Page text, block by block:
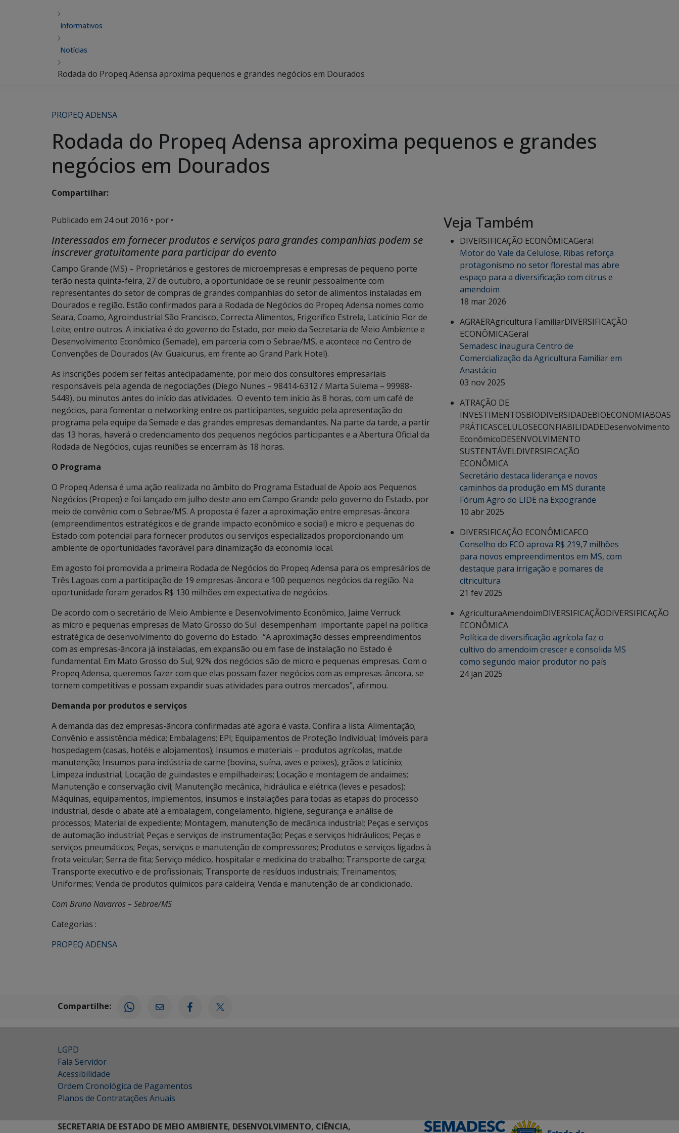
Informativos
Notícias
Rodada do Propeq Adensa aproxima pequenos e grandes negócios em Dourados
PROPEQ ADENSA
Rodada do Propeq Adensa aproxima pequenos e grandes
negócios em Dourados
Compartilhar:
Publicado em 24 out 2016 • por •
Interessados em fornecer produtos e serviços para grandes companhias podem se
inscrever gratuitamente para participar do evento
Campo Grande (MS) – Proprietários e gestores de microempresas e empresas de pequeno porte
terão nesta quinta-feira, 27 de outubro, a oportunidade de se reunir pessoalmente com
representantes do setor de compras de grandes companhias do setor de alimentos instaladas em
Dourados e região. Estão confirmados para a Rodada de Negócios do Propeq Adensa nomes como
Seara, Coamo, Agroindustrial São Francisco, Correcta Alimentos, Frigorífico Estrela, Laticínio Flor de
Leite; entre outros. A iniciativa é do governo do Estado, por meio da Secretaria de Meio Ambiente e
Desenvolvimento Econômico (Semade), em parceria com o Sebrae/MS, e acontece no Centro de
Convenções de Dourados (Av. Guaicurus, em frente ao Grand Park Hotel).
As inscrições podem ser feitas antecipadamente, por meio dos consultores empresariais
responsáveis pela agenda de negociações (Diego Nunes – 98414-6312 / Marta Sulema – 99988-
5449), ou minutos antes do início das atividades. O evento tem início às 8 horas, com um café de
negócios, para fomentar o networking entre os participantes, seguido pela apresentação do
programa pela equipe da Semade e das grandes empresas demandantes. Na parte da tarde, a partir
das 13 horas, haverá o credenciamento dos pequenos negócios participantes e a Abertura Oficial da
Rodada de Negócios, cujas reuniões se encerram às 18 horas.
O Programa
O Propeq Adensa é uma ação realizada no âmbito do Programa Estadual de Apoio aos Pequenos
Negócios (Propeq) e foi lançado em julho deste ano em Campo Grande pelo governo do Estado, por
meio de convênio com o Sebrae/MS. A proposta é fazer a aproximação entre empresas-âncora
(empreendimentos estratégicos e de grande impacto econômico e social) e micro e pequenas do
Estado com potencial para fornecer produtos ou serviços especializados proporcionando um
ambiente de oportunidades favorável para dinamização da economia local.
Em agosto foi promovida a primeira Rodada de Negócios do Propeq Adensa para os empresários de
Três Lagoas com a participação de 19 empresas-âncora e 100 pequenos negócios da região. Na
oportunidade foram gerados R$ 130 milhões em expectativa de negócios.
De acordo com o secretário de Meio Ambiente e Desenvolvimento Econômico, Jaime Verruck
as micro e pequenas empresas de Mato Grosso do Sul desempenham importante papel na política
estratégica de desenvolvimento do governo do Estado. “A aproximação desses empreendimentos
com as empresas-âncora já instaladas, em expansão ou em fase de instalação no Estado é
fundamental. Em Mato Grosso do Sul, 92% dos negócios são de micro e pequenas empresas. Com o
Propeq Adensa, queremos fazer com que elas possam fazer negócios com as empresas-âncora, se
tornem competitivas e possam expandir suas atividades para outros mercados”, afirmou.
Demanda por produtos e serviços
A demanda das dez empresas-âncora confirmadas até agora é vasta. Confira a lista: Alimentação;
Convênio e assistência médica; Embalagens; EPI; Equipamentos de Proteção Individual; Imóveis para
hospedagem (casas, hotéis e alojamentos); Insumos e materiais – produtos agrícolas, mat.de
manutenção; Insumos para indústria de carne (bovina, suína, aves e peixes), grãos e laticínio;
Limpeza industrial; Locação de guindastes e empilhadeiras; Locação e montagem de andaimes;
Manutenção e conservação civil; Manutenção mecânica, hidráulica e elétrica (leves e pesados);
Máquinas, equipamentos, implementos, insumos e instalações para todas as etapas do processo
industrial, desde o abate até a embalagem, congelamento, higiene, segurança e análise de
processos; Material de expediente; Montagem, manutenção de mecânica industrial; Peças e serviços
de automação industrial; Peças e serviços de instrumentação; Peças e serviços hidráulicos; Peças e
serviços pneumáticos; Peças, serviços e manutenção de compressores; Produtos e serviços ligados à
frota veicular; Serra de fita; Serviço médico, hospitalar e medicina do trabalho; Transporte de carga;
Transporte executivo e de profissionais; Transporte de resíduos industriais; Treinamentos;
Uniformes; Venda de produtos químicos para caldeira; Venda e manutenção de ar condicionado.
Com Bruno Navarros – Sebrae/MS
Categorias :
PROPEQ ADENSA
Veja Também
DIVERSIFICAÇÃO ECONÔMICAGeral
Motor do Vale da Celulose, Ribas reforça
protagonismo no setor florestal mas abre
espaço para a diversificação com citrus e
amendoim
18 mar 2026
AGRAERAgricultura FamiliarDIVERSIFICAÇÃO
ECONÔMICAGeral
Semadesc inaugura Centro de
Comercialização da Agricultura Familiar em
Anastácio
03 nov 2025
ATRAÇÃO DE
INVESTIMENTOSBIODIVERSIDADEBIOECONOMIABOAS
PRÁTICASCELULOSECONFIABILIDADEDesenvolvimento
EconômicoDESENVOLVIMENTO
SUSTENTÁVELDIVERSIFICAÇÃO
ECONÔMICA
Secretário destaca liderança e novos
caminhos da produção em MS durante
Fórum Agro do LIDE na Expogrande
10 abr 2025
DIVERSIFICAÇÃO ECONÔMICAFCO
Conselho do FCO aprova R$ 219,7 milhões
para novos empreendimentos em MS, com
destaque para irrigação e pomares de
citricultura
21 fev 2025
AgriculturaAmendoimDIVERSIFICAÇÃODIVERSIFICAÇÃO
ECONÔMICA
Política de diversificação agrícola faz o
cultivo do amendoim crescer e consolida MS
como segundo maior produtor no país
24 jan 2025
Compartilhe:
LGPD
Fala Servidor
Acessibilidade
Ordem Cronológica de Pagamentos
Planos de Contratações Anuais
SECRETARIA DE ESTADO DE MEIO AMBIENTE, DESENVOLVIMENTO, CIÊNCIA,